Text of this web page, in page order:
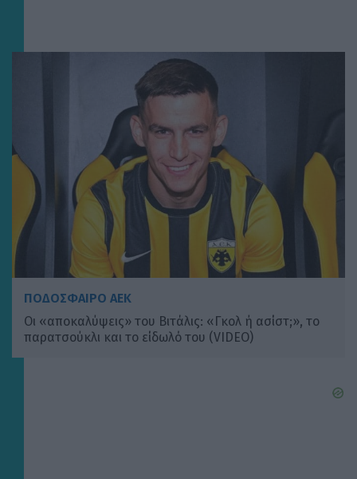
ΠΟΔΟΣΦΑΙΡΟ ΑΕΚ
Οι «αποκαλύψεις» του Βιτάλις: «Γκολ ή ασίστ;», το
παρατσούκλι και το είδωλό του (VIDEO)